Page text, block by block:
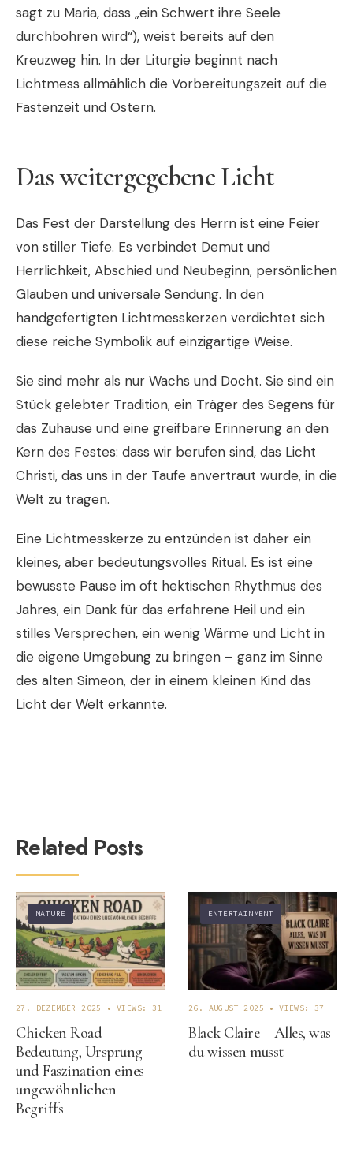
sagt zu Maria, dass „ein Schwert ihre Seele
durchbohren wird“), weist bereits auf den
Kreuzweg hin. In der Liturgie beginnt nach
Lichtmess allmählich die Vorbereitungszeit auf die
Fastenzeit und Ostern.
Das weitergegebene Licht
Das Fest der Darstellung des Herrn ist eine Feier
von stiller Tiefe. Es verbindet Demut und
Herrlichkeit, Abschied und Neubeginn, persönlichen
Glauben und universale Sendung. In den
handgefertigten Lichtmesskerzen verdichtet sich
diese reiche Symbolik auf einzigartige Weise.
Sie sind mehr als nur Wachs und Docht. Sie sind ein
Stück gelebter Tradition, ein Träger des Segens für
das Zuhause und eine greifbare Erinnerung an den
Kern des Festes: dass wir berufen sind, das Licht
Christi, das uns in der Taufe anvertraut wurde, in die
Welt zu tragen.
Eine Lichtmesskerze zu entzünden ist daher ein
kleines, aber bedeutungsvolles Ritual. Es ist eine
bewusste Pause im oft hektischen Rhythmus des
Jahres, ein Dank für das erfahrene Heil und ein
stilles Versprechen, ein wenig Wärme und Licht in
die eigene Umgebung zu bringen – ganz im Sinne
des alten Simeon, der in einem kleinen Kind das
Licht der Welt erkannte.
Related Posts
NATURE
27. DEZEMBER 2025 •VIEWS: 31
Chicken Road –
Bedeutung, Ursprung
und Faszination eines
ungewöhnlichen
Begriffs
ENTERTAINMENT
26. AUGUST 2025 •VIEWS: 37
Black Claire – Alles, was
du wissen musst